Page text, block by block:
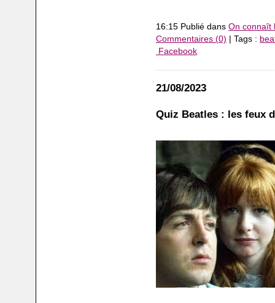
16:15 Publié dans On connaît
Commentaires (0) | Tags :
Facebook
21/08/2023
Quiz Beatles : les feux